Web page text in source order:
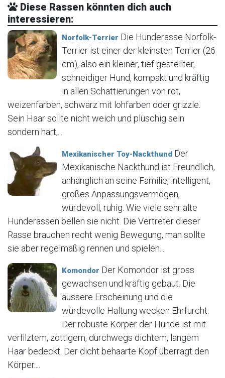
Diese Rassen könnten dich auch
interessieren:
Norfolk-Terrier Die Hunderasse Norfolk-
Terrier ist einer der kleinsten Terrier (26
cm), also ein kleiner, tief gestellter,
schneidiger Hund, kompakt und kräftig
in allen Schattierungen von rot,
weizenfarben, schwarz mit lohfarben oder grizzle.
Sein Haar sollte nicht weich und plüschig sein
sondern hart,...
Mexikanischer Toy-Nackthund Der
Mexikanische Nackthund ist Freundlich,
anhänglich an seine Familie, intelligent,
großes Anpassungsvermögen,
würdevoll, ruhig. Wie viele sehr alte
Hunderassen bellen sie nicht. Die Vertreter dieser
Rasse brauchen recht wenig Bewegung, man sollte
sie aber regelmäßig rennen und spielen...
Komondor Der Komondor ist gross
gewachsen und kräftig gebaut. Die
äussere Erscheinung und die
würdevolle Haltung wecken Ehrfurcht.
Der robuste Körper der Hunde ist mit
verfilztem, zottigem, durchwegs dichtem, langem
Haar bedeckt. Der dicht behaarte Kopf überragt den
Körper....